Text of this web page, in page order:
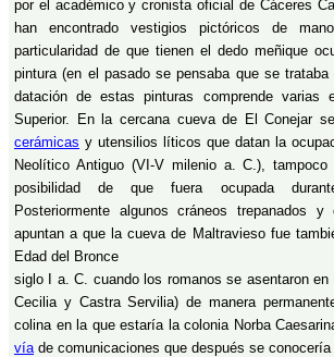
por el académico y cronista oficial de Cáceres
han encontrado vestigios pictóricos de
particularidad de que tienen el dedo meñique
pintura (en el pasado se pensaba que se
datación de estas pinturas comprende varias
Superior. En la cercana cueva de El Conejar
cerámicas y utensilios líticos que datan la
Neolítico Antiguo (VI-V milenio a. C.),
posibilidad de que fuera ocupada
Posteriormente algunos cráneos trepanados y
apuntan a que la cueva de Maltravieso fue
Edad del Bronce
siglo I a. C. cuando los romanos se asentaron en
Cecilia y Castra Servilia) de manera
colina en la que estaría la colonia Norba
víade comunicaciones que después se